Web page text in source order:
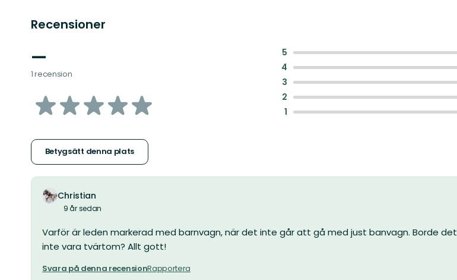
Recensioner
—
1 recension
av
stjärnor
Betygsätt denna plats
5
4
3
2
1
Christian
9 år sedan
Varför är leden markerad med barnvagn, när det inte går att gå med just banvagn. Borde det
inte vara tvärtom? Allt gott!
Svara på denna recensionRapportera